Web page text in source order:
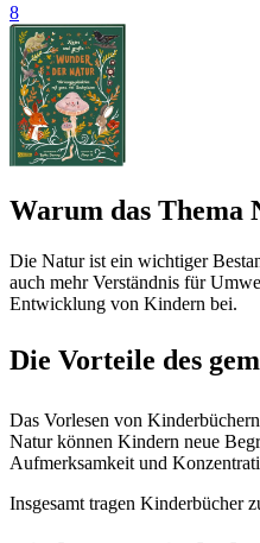
8
Warum das Thema
Die Natur ist ein wichtiger
auch mehr Verständnis für
Entwicklung von Kindern bei.
Die Vorteile des
Das Vorlesen von
Natur können Kindern neue
Aufmerksamkeit und
Insgesamt tragen Kinderbücher